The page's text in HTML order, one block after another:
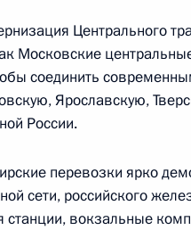
изменения,
государств
Центрального
Московские
соединить
Ярославскую,
России.
перевозки ярко
сети, российского
вокзальные